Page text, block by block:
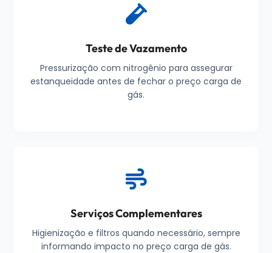
Teste de Vazamento
Pressurização com nitrogênio para assegurar
estanqueidade antes de fechar o preço carga de
gás.
Serviços Complementares
Higienização e filtros quando necessário, sempre
informando impacto no preço carga de gás.